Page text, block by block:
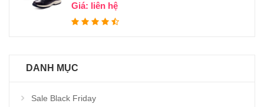
Giá: liên hệ
DANH MỤC
Sale Black Friday